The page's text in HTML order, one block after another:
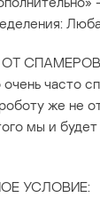
очень часто
же не
мы и
УСЛОВИЕ: